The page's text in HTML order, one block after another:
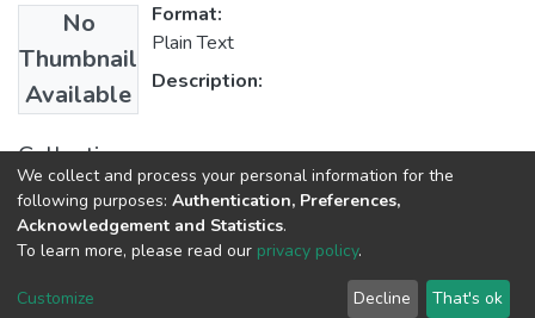
No
Thumbnail
Available
Format:
Plain Text
Description:
Collections
Derecho
DSpace software copyright © 2002-2026
Cookie
End User
Send
We collect and process your personal information for the
following purposes: Authentication, Preferences,
Acknowledgement and Statistics.
To learn more, please read our privacy policy.
Customize Decline That's ok